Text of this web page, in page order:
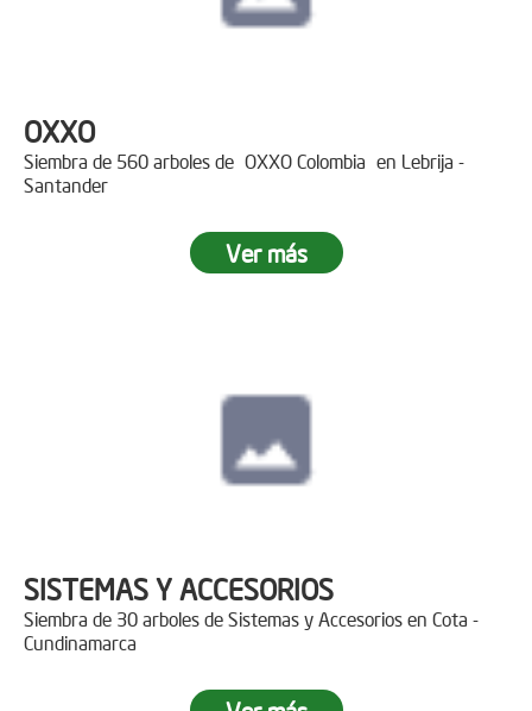
OXXO
Siembra de 560 arboles de OXXO Colombia en Lebrija -
Santander
Ver más
SISTEMAS Y ACCESORIOS
Siembra de 30 arboles de Sistemas y Accesorios en Cota -
Cundinamarca